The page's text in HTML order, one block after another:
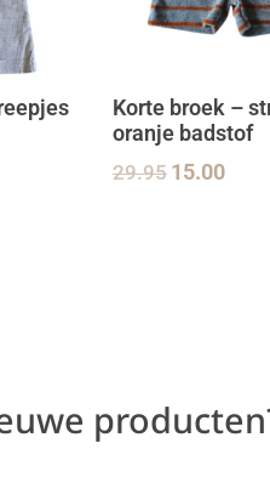
Korte broek –
oranje badstof
29.95 15.00